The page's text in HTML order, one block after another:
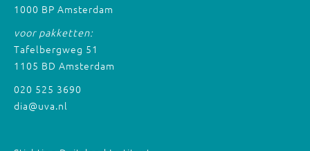
1000 BP Amsterdam
voor pakketten:
Tafelbergweg 51
1105 BD Amsterdam
020 525 3690
dia@uva.nl